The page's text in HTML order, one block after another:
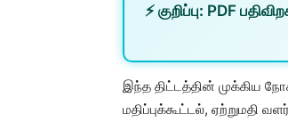
⚡ குறிப்பு: PDF
இந்த திட்டத்தின் முக்கிய
மதிப்புக்கூட்டல், ஏற்றுமதி